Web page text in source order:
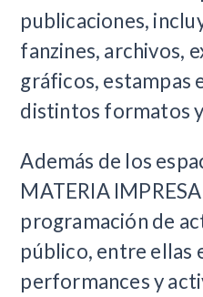
publicaciones,
fanzines, archivos,
gráficos, estampas
distintos formatos
Además de los
MATERIA
programación de
público, entre ellas
performances y